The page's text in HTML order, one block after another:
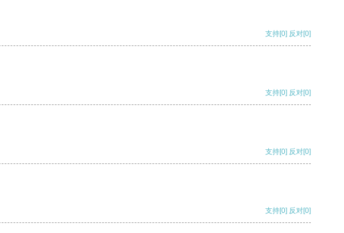
支持[0] 反对[0]
支持[0] 反对[0]
支持[0] 反对[0]
支持[0] 反对[0]